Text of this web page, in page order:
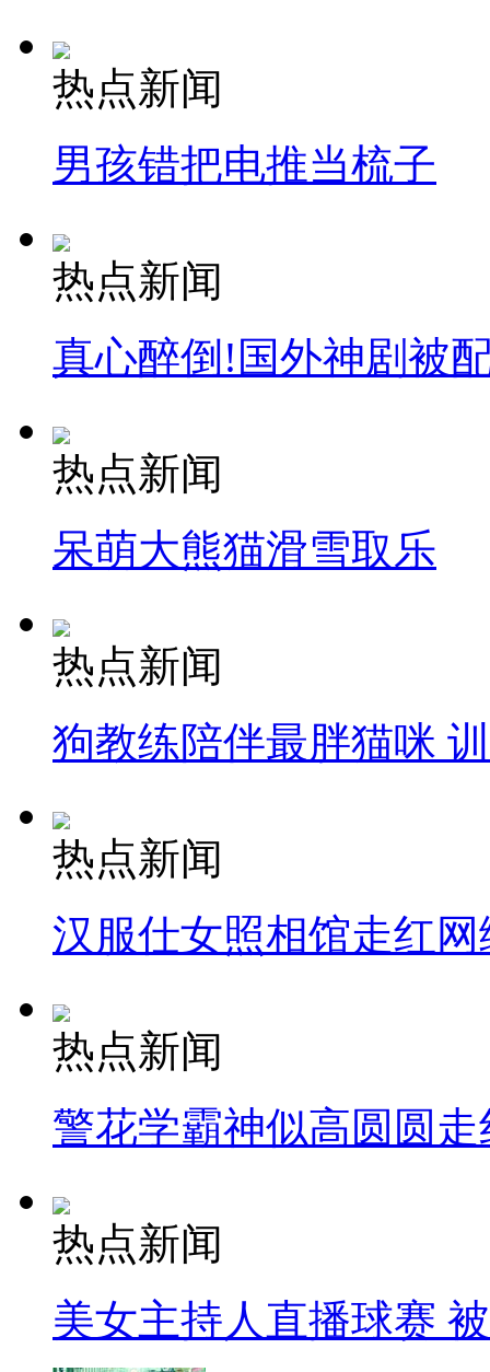
热点新闻
男孩错把电推当梳子
热点新闻
真心醉倒!国外神剧被
热点新闻
呆萌大熊猫滑雪取乐
热点新闻
狗教练陪伴最胖猫咪
热点新闻
汉服仕女照相馆走红网
热点新闻
警花学霸神似高圆圆走
热点新闻
美女主持人直播球赛